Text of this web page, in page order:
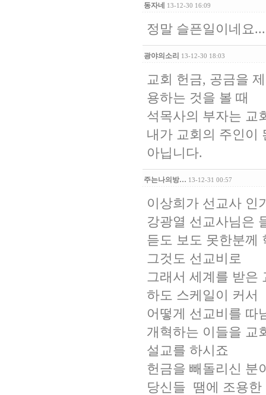
동자네 13-12-30 16:09
정말 슬픈일이네요
광야의소리 13-12-30 18:03
교회 헌금, 공금을
용하는 것을 볼 때
석목사의 부자는 교
내가 교회의 주인이
아닙니다.
주는나의방… 13-12-31 00:57
이상희가 선교사 인
강광열 선교사님은
듣도 보도 못한분께
그것도 선교비로
그래서 세계를 받은
하도 스케일이 커서
어떻게 선교비를 따
개혁하는 이들을
설교를 하시죠
헌금을 빼돌리신 분
당신들 땜에 조용